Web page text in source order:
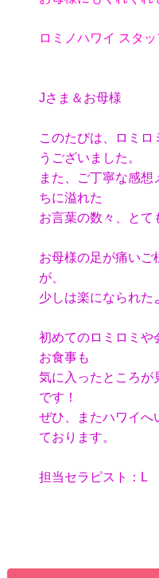
ロミノハワイ スタッ
Jさま＆お母様
このたびは、ロミロ
うございました。
また、ご丁寧な感
ちに溢れた
お言葉の数々、とて
お母様の足が痛いご
が、
少しは楽になられた
初めてのロミロミや
お食事も
気に入ったところが
です！
ぜひ、またハワイへ
ております。
担当セラピスト：L